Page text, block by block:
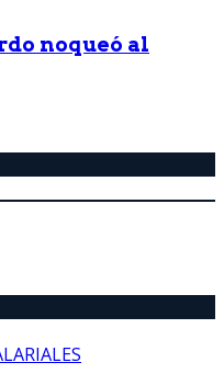
noqueó al